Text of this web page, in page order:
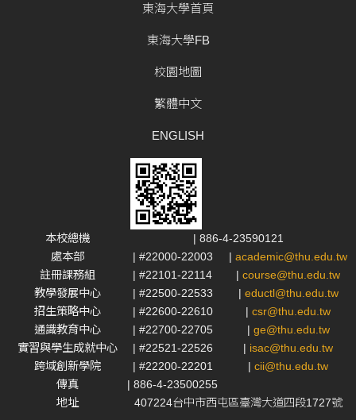
東海大學首頁
東海大學FB
校園地圖
繁體中文
ENGLISH
本校總機
| 886-4-23590121
處本部
| #22000-22003 | academic@thu.edu.tw
註冊課務組
| #22101-22114 | course@thu.edu.tw
教學發展中心
| #22500-22533 | eductl@thu.edu.tw
招生策略中心
| #22600-22610 | csr@thu.edu.tw
通識教育中心
| #22700-22705 | ge@thu.edu.tw
實習與學生成就中心
| #22521-22526 | isac@thu.edu.tw
跨域創新學院
| #22200-22201 | cii@thu.edu.tw
傳真
| 886-4-23500255
地址
407224台中市西屯區臺灣大道四段1727號